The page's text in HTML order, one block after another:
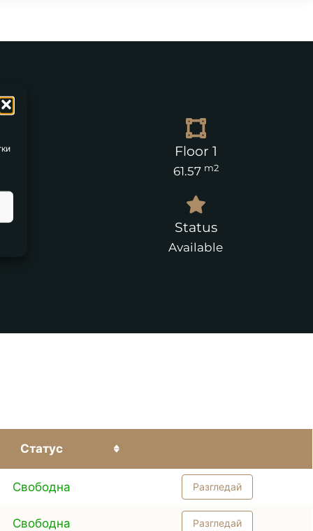
Floor 1
61.57 m2
Status
Available
Статус
Свободна Разгледай
Свободна Разгледай